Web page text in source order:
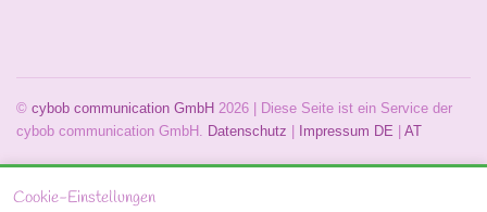
© cybob communication GmbH 2026 | Diese Seite ist ein Service der
cybob communication GmbH. Datenschutz Impressum DE AT
Cookie-Einstellungen